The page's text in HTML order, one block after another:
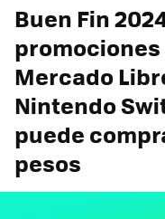
Buen Fin
Mercado
Nintendo
puede
pesos